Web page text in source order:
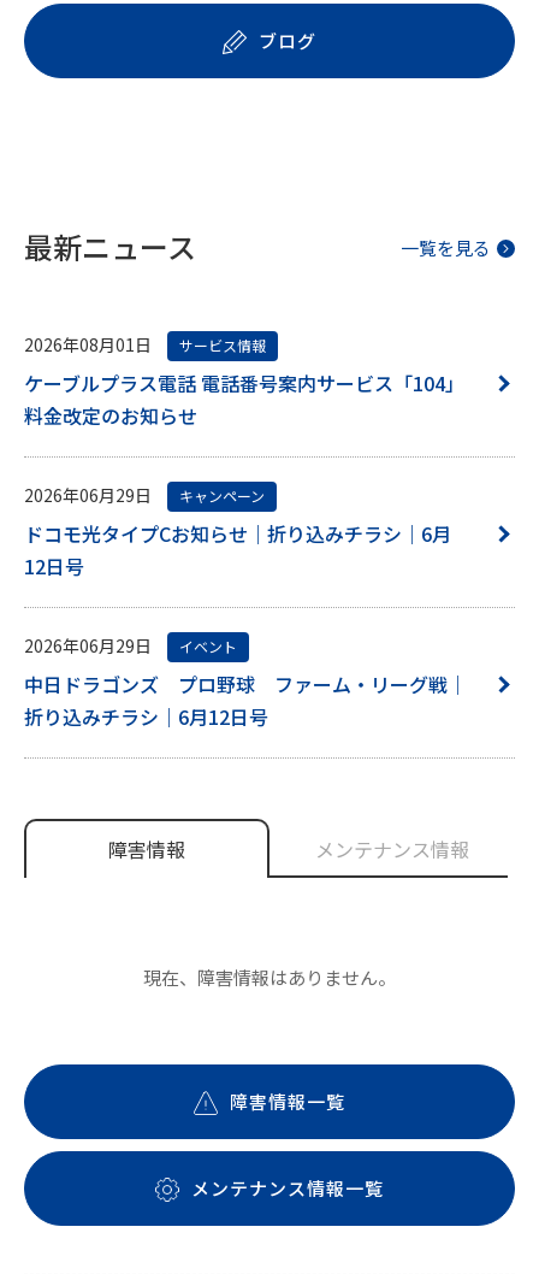
ブログ
最新ニュース 一覧を見る
2026年08月01日 サービス情報
ケーブルプラス電話 電話番号案内サービス「104」
料金改定のお知らせ
2026年06月29日 キャンペーン
ドコモ光タイプCお知らせ｜折り込みチラシ｜6月
12日号
2026年06月29日 イベント
中日ドラゴンズ プロ野球 ファーム・リーグ戦｜
折り込みチラシ｜6月12日号
障害情報 メンテナンス情報
現在、障害情報はありません。
障害情報一覧
メンテナンス情報一覧